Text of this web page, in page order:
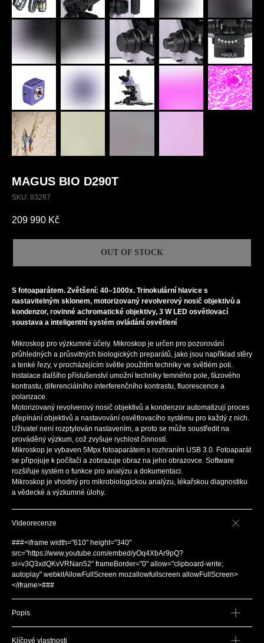
MAGUS BIO D290T
SKU: 83287
209 990 Kč
OUT OF STOCK
S fotoaparátem. Zvětšení: 40–1000x. Trinokulární hlavice s
nastavitelným sklonem, motorizovaný revolverový nosič objektivů a
kondenzor, rovinné achromatické objektivy, 3 W LED osvětlovací
soustava a inteligentní systém ovládání osvětlení
Mikroskop pro výzkumné účely. Mikroskop je určen pro pozorování
průhledných a průsvitných biologických preparátů, jako jsou například stěry
a tenké řezy, v procházejícím světle použitím techniky ve světlém poli.
Instalace dalšího příslušenství umožní techniky temného pole, fázového
kontrastu, diferenciálního interferenčního kontrastu, fluorescence a
polarizace.
Motorizovaný revolverový nosič objektivů a kondenzor automatizují proces
přepínání objektivů a nastavování osvětlovacího systému pro každý z nich.
Uživatel není rozptylován nastavením, a proto se může soustředit na
prováděný výzkum, což zvyšuje rychlost činností.
Mikroskop je vybaven 5Mpx fotoaparátem s rozhraním USB 3.0. Fotoaparát
se připojuje k počítači a zobrazuje obraz na jeho obrazovce. Software
rozšiřuje systém o funkce pro analýzu a dokumentaci.
Mikroskop je vhodný pro mikrobiologickou analýzu, lékařskou diagnostiku
a vědecké a výzkumné úlohy.
Videorecenze
###<iframe width="610" height="340"
src="https://www.youtube.com/embed/yOq4XbAr9pQ?
si=v3Q3xdQKvVRNan52" frameBorder="0" allow="clipboard-write;
autoplay" webkitAllowFullScreen mozallowfullscreen allowFullScreen>
</iframe>###
Popis
Klíčové vlastnosti